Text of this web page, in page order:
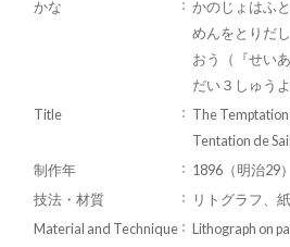
かな
かのじょはふ
めんをとりだ
おう（『せい
だい３しゅうよ
Title
The Temptation
Tentation de
制作年
1896（明治29）
技法・材質
リトグラフ、紙
Material and Technique
Lithograph on